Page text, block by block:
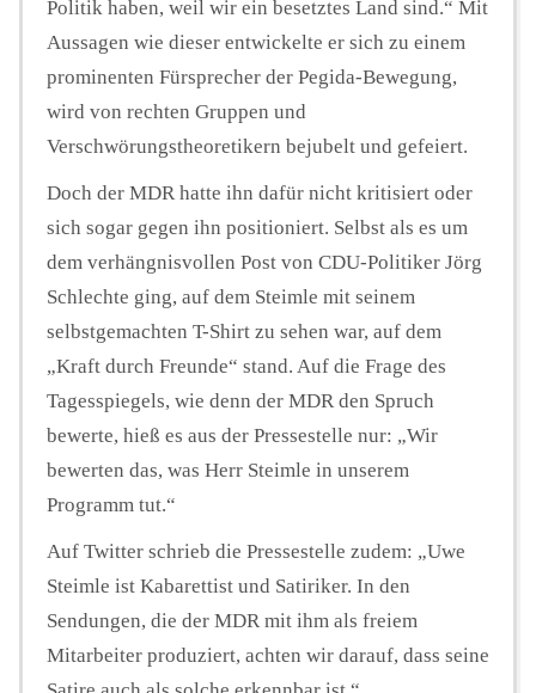
Politik haben, weil wir ein besetztes Land sind.“ Mit
Aussagen wie dieser entwickelte er sich zu einem
prominenten Fürsprecher der Pegida-Bewegung,
wird von rechten Gruppen und
Verschwörungstheoretikern bejubelt und gefeiert.
Doch der MDR hatte ihn dafür nicht kritisiert oder
sich sogar gegen ihn positioniert. Selbst als es um
dem verhängnisvollen Post von CDU-Politiker Jörg
Schlechte ging, auf dem Steimle mit seinem
selbstgemachten T-Shirt zu sehen war, auf dem
„Kraft durch Freunde“ stand. Auf die Frage des
Tagesspiegels, wie denn der MDR den Spruch
bewerte, hieß es aus der Pressestelle nur: „Wir
bewerten das, was Herr Steimle in unserem
Programm tut.“
Auf Twitter schrieb die Pressestelle zudem: „Uwe
Steimle ist Kabarettist und Satiriker. In den
Sendungen, die der MDR mit ihm als freiem
Mitarbeiter produziert, achten wir darauf, dass seine